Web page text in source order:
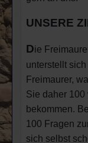
UNSERE
Die
unterstellt
Freimaurer,
Sie daher 100
bekommen.
100 Fragen
sich selbst